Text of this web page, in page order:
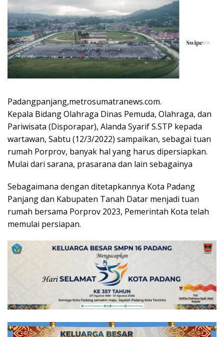
Padangpanjang,metrosumatranews.com.
Kepala Bidang Olahraga Dinas Pemuda, Olahraga, dan
Pariwisata (Disporapar), Alanda Syarif S.STP kepada
wartawan, Sabtu (12/3/2022) sampaikan, sebagai tuan
rumah Porprov, banyak hal yang harus dipersiapkan.
Mulai dari sarana, prasarana dan lain sebagainya
Sebagaimana dengan ditetapkannya Kota Padang
Panjang dan Kabupaten Tanah Datar menjadi tuan
rumah bersama Porprov 2023, Pemerintah Kota telah
memulai persiapan.